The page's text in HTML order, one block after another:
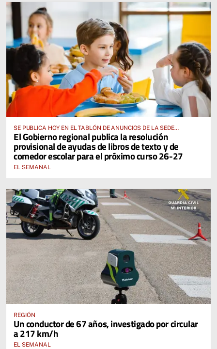
SE PUBLICA HOY EN EL TABLÓN DE ANUNCIOS DE LA SEDE
ELECTRÓNICA DE LA JUNTA DE COMUNIDADES Y EN EL PORTAL DE
EDUCACIÓN DE CASTILLA-LA MANCHA
El Gobierno regional publica la resolución
provisional de ayudas de libros de texto y de
comedor escolar para el próximo curso 26-27
EL SEMANAL
REGIÓN
Un conductor de 67 años, investigado por circular
a 217 km/h
EL SEMANAL